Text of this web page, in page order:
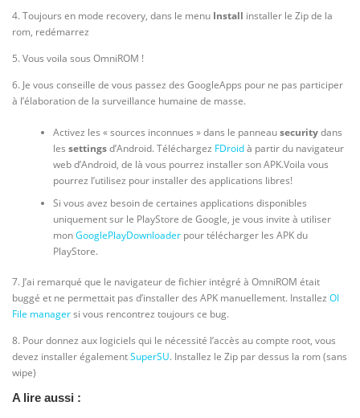
4. Toujours en mode recovery, dans le menu Install installer le Zip de la
rom, redémarrez
5. Vous voila sous OmniROM !
6. Je vous conseille de vous passez des GoogleApps pour ne pas participer
à l’élaboration de la surveillance humaine de masse.
Activez les « sources inconnues » dans le panneausecuritydans
les settingsd’Android. Téléchargez FDroidà partir du navigateur
web d’Android, de là vous pourrez installer son APK.Voila vous
pourrez l’utilisez pour installer des applications libres!
Si vous avez besoin de certaines applications disponibles
uniquement sur le PlayStore de Google, je vous invite à utiliser
monGooglePlayDownloaderpour télécharger les APK du
PlayStore.
7. J’ai remarqué que le navigateur de fichier intégré à OmniROM était
buggé et ne permettait pas d’installer des APK manuellement. Installez OI
File managersi vous rencontrez toujours ce bug.
8. Pour donnez aux logiciels qui le nécessité l’accès au compte root, vous
devez installer égalementSuperSU. Installez le Zip par dessus la rom (sans
wipe)
A lire aussi :